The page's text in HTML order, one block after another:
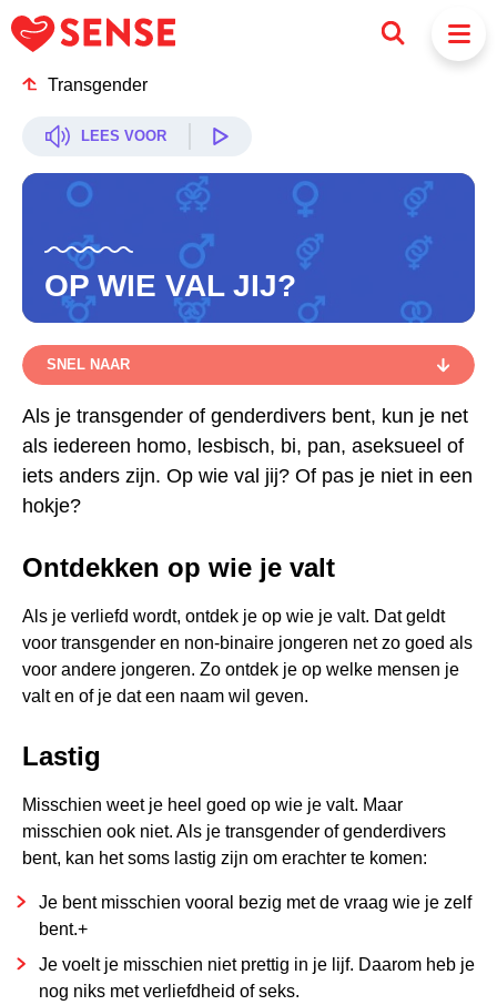
Transgender
LEES VOOR
OP WIE VAL JIJ?
SNEL NAAR
SNEL NAAR
ONTDEKKEN OP WIE JE VALT
LASTIG
STEEDS MEER JEZELF
SEKSUELE EN ROMANTISCHE ORIËNTATIE: WAT IS
HET VERSCHIL?
Als je transgender of genderdivers bent, kun je net
als iedereen homo, lesbisch, bi, pan, aseksueel of
iets anders zijn. Op wie val jij? Of pas je niet in een
hokje?
Ontdekken op wie je valt
Als je verliefd wordt, ontdek je op wie je valt. Dat geldt
voor transgender en non-binaire jongeren net zo goed als
voor andere jongeren. Zo ontdek je op welke mensen je
valt en of je dat een naam wil geven.
Lastig
Misschien weet je heel goed op wie je valt. Maar
misschien ook niet. Als je transgender of genderdivers
bent, kan het soms lastig zijn om erachter te komen:
Je bent misschien vooral bezig met de vraag wie je zelf
bent.+
Je voelt je misschien niet prettig in je lijf. Daarom heb je
nog niks met verliefdheid of seks.